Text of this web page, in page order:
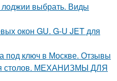
лоджии выбрать. Виды
окон GU. G-U JET для
под ключ в Москве. Отзывы
столов. МЕХАНИЗМЫ ДЛЯ